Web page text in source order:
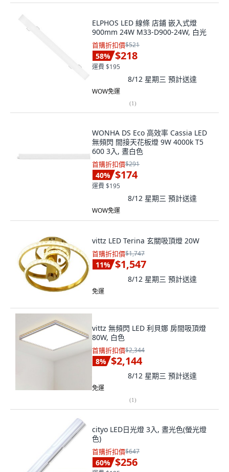
ELPHOS LED 線條 店鋪 嵌入式燈
900mm 24W M33-D900-24W, 白光
首購折扣價$521
58% $218
運費 $195
8/12 星期三 預計送達
WOW免運
(1)
WONHA DS Eco 高效率 Cassia LED
無頻閃 間接天花板燈 9W 4000k T5
600 3入, 晝白色
首購折扣價$291
40% $174
運費 $195
8/12 星期三 預計送達
WOW免運
vittz LED Terina 玄關吸頂燈 20W
首購折扣價$1,747
11% $1,547
8/12 星期三 預計送達
免運
vittz 無頻閃 LED 利貝娜 房間吸頂燈
80W, 白色
首購折扣價$2,344
8% $2,144
8/12 星期三 預計送達
免運
(1)
cityo LED日光燈 3入, 晝光色(螢光燈
色)
首購折扣價$647
60% $256